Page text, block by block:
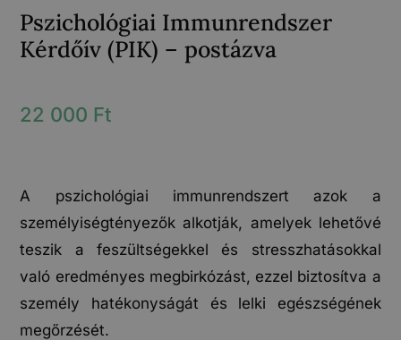
Pszichológiai Immunrendszer
Kérdőív (PIK) – postázva
22 000 Ft
A pszichológiai immunrendszert azok a
személyiségtényezők alkotják, amelyek lehetővé
teszik a feszültségekkel és stresszhatásokkal
való eredményes megbirkózást, ezzel biztosítva a
személy hatékonyságát és lelki egészségének
megőrzését.